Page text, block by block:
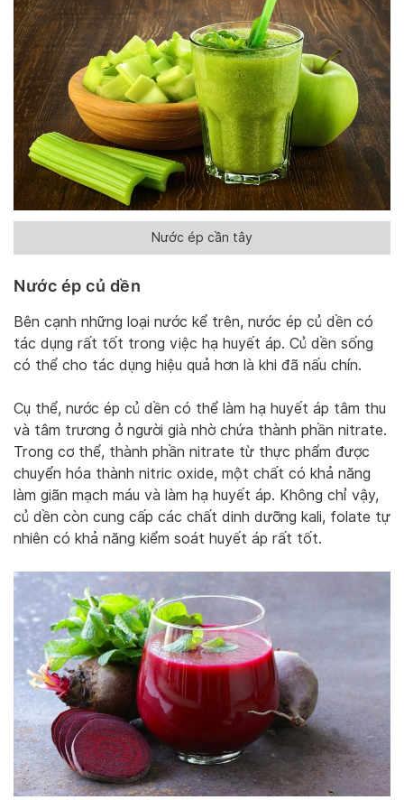
Nước ép cần tây
Nước ép củ dền
Bên cạnh những loại nước kể trên, nước ép củ dền có
tác dụng rất tốt trong việc hạ huyết áp. Củ dền sống
có thể cho tác dụng hiệu quả hơn là khi đã nấu chín.
Cụ thể, nước ép củ dền có thể làm hạ huyết áp tâm thu
và tâm trương ở người già nhờ chứa thành phần nitrate.
Trong cơ thể, thành phần nitrate từ thực phẩm được
chuyển hóa thành nitric oxide, một chất có khả năng
làm giãn mạch máu và làm hạ huyết áp. Không chỉ vậy,
củ dền còn cung cấp các chất dinh dưỡng kali, folate tự
nhiên có khả năng kiểm soát huyết áp rất tốt.